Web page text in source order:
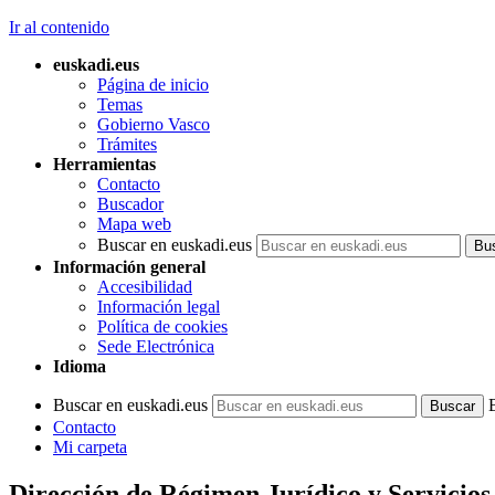
Ir al contenido
euskadi.eus
Página de inicio
Temas
Gobierno Vasco
Trámites
Herramientas
Contacto
Buscador
Mapa web
Buscar en euskadi.eus
Información general
Accesibilidad
Información legal
Política de cookies
Sede Electrónica
Idioma
Buscar en euskadi.eus
Contacto
Mi carpeta